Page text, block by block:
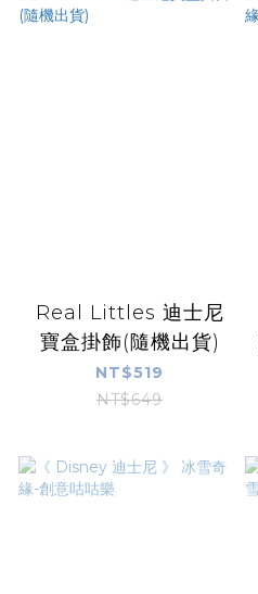
Real Littles 迪士尼
寶盒掛飾(隨機出貨)
NT$519
NT$649